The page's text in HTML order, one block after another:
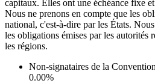
capitaux. Elles ont une échéance fixe
Nous ne prenons en compte que les
national, c'est-à-dire par les États.
les obligations émises par les autorités
les régions.
Non-signataires de la
0.00%